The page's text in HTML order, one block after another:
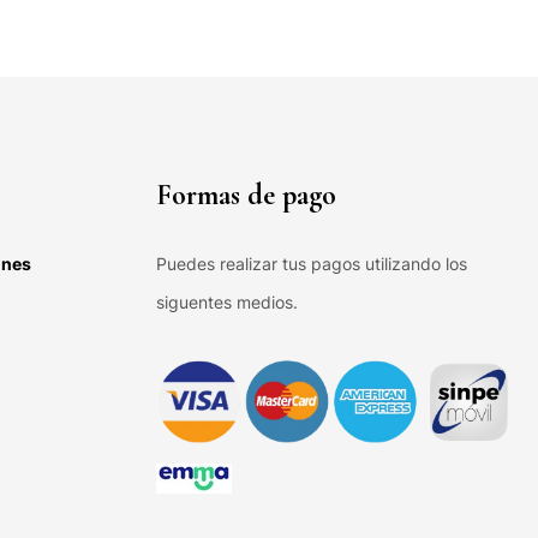
Formas de pago
Puedes realizar tus pagos utilizando los
siguentes medios.